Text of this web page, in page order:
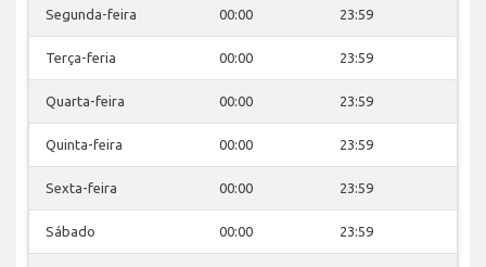
Segunda-feira 00:00 23:59
Terça-feria 00:00 23:59
Quarta-feira 00:00 23:59
Quinta-feira 00:00 23:59
Sexta-feira 00:00 23:59
Sábado 00:00 23:59